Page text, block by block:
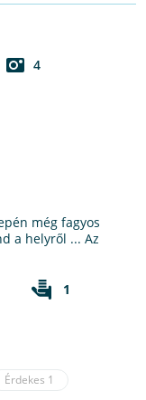
4
még fagyos
a helyről ... Az
1
Érdekes 1